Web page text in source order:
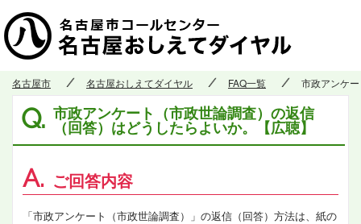
名古屋市 名古屋おしえてダイヤル FAQ一覧 市政アンケ
Q. 市政アンケート（市政世論調査）の返信
（回答）はどうしたらよいか。【広聴】
A. ご回答内容
「市政アンケート（市政世論調査）」の返信（回答）方法は、紙の